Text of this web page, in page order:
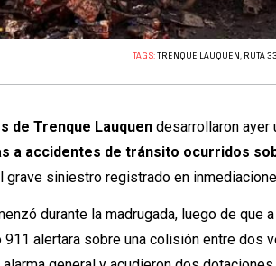
TAGS:TRENQUE LAUQUEN, RUTA
de Trenque Lauquen desarrollaron ayer
a accidentes de tránsito ocurridos
grave siniestro registrado en
durante la madrugada, luego de que
911 alertara sobre una colisión entre dos